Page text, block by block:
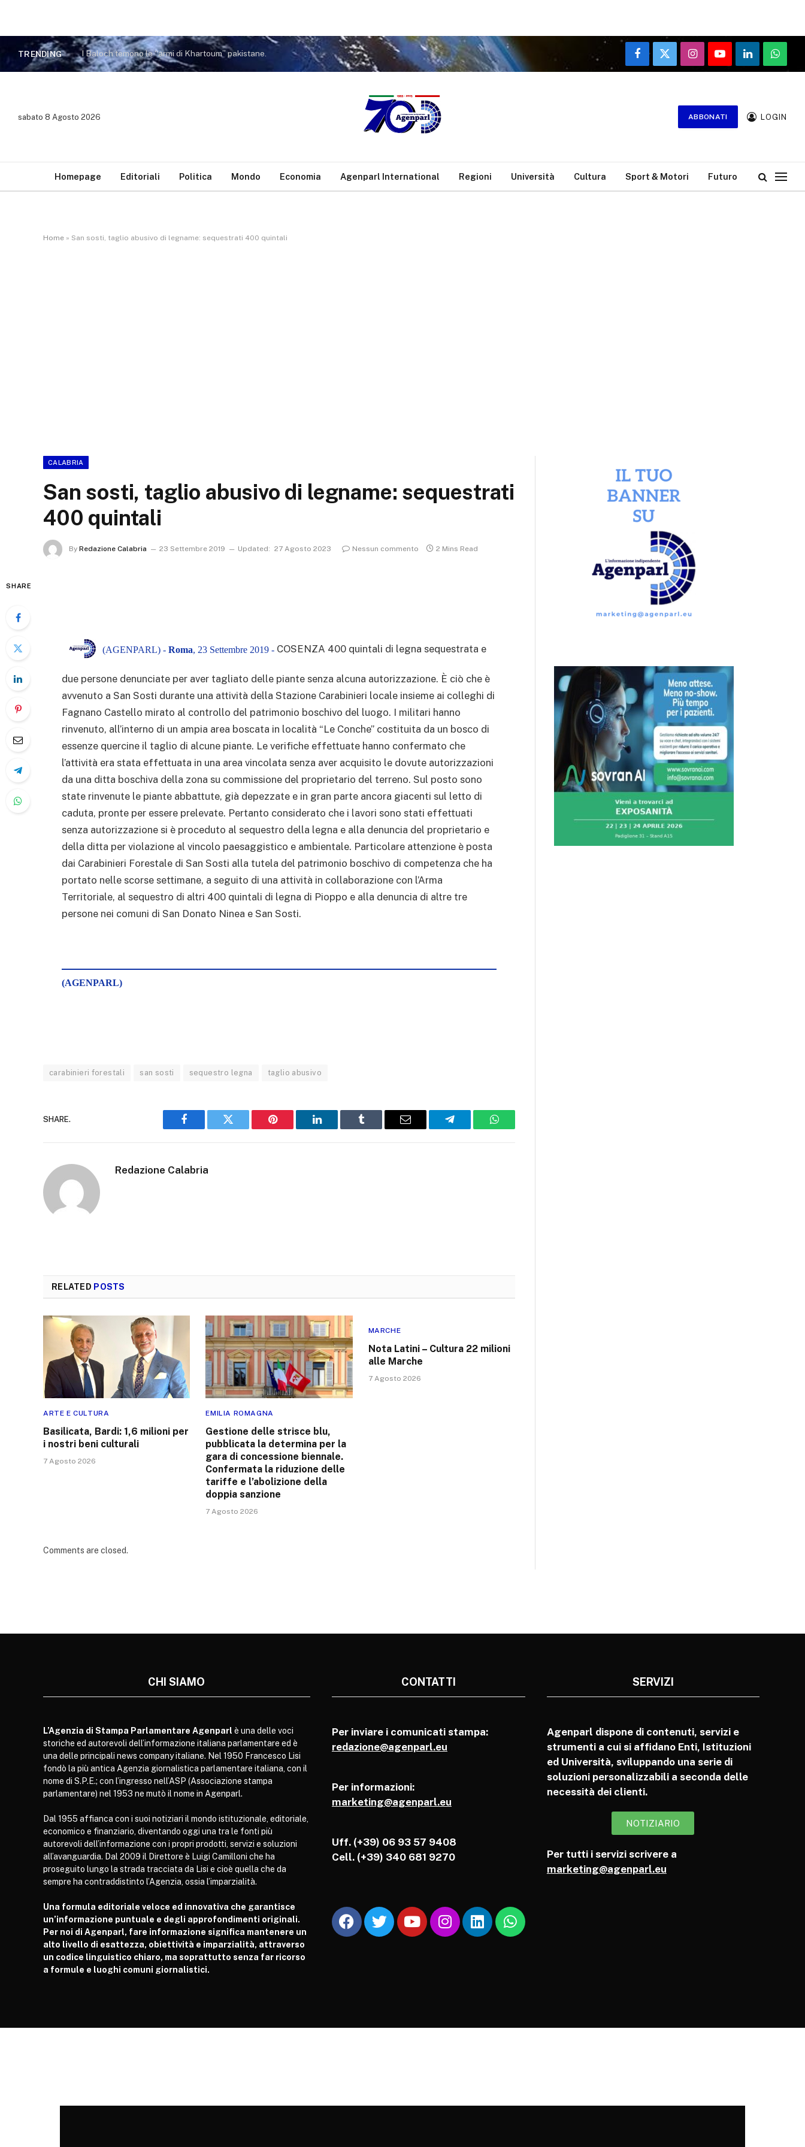
TRENDING I Baloch temono le “armi di Khartoum” pakistane.
Facebook
X
(Twitter)
InstagramYouTubeLinkedIn
sabato 8 Agosto 2026 ABBONATI LOGIN
Homepage Editoriali Politica Mondo Economia Agenparl International Regioni Università Cultura Sport & Motori Futuro
Home » San sosti, taglio abusivo di legname: sequestrati 400 quintali
CALABRIA
San sosti, taglio abusivo di legname: sequestrati
400 quintali
By Redazione Calabria 23 Settembre 2019 Updated: 27 Agosto 2023 Nessun commento 2 Mins Read
SHARE
(AGENPARL) - Roma, 23 Settembre 2019 - COSENZA 400 quintali di legna sequestrata e
due persone denunciate per aver tagliato delle piante senza alcuna autorizzazione. È ciò che è
avvenuto a San Sosti durante una attività della Stazione Carabinieri locale insieme ai colleghi di
Fagnano Castello mirato al controllo del patrimonio boschivo del luogo. I militari hanno
rinvenuto, all’interno di un ampia area boscata in località “Le Conche” costituita da un bosco di
essenze quercine il taglio di alcune piante. Le verifiche effettuate hanno confermato che
l’attività era stata effettuata in una area vincolata senza aver acquisito le dovute autorizzazioni
da una ditta boschiva della zona su commissione del proprietario del terreno. Sul posto sono
state rinvenute le piante abbattute, già depezzate e in gran parte ancora giacenti sul letto di
caduta, pronte per essere prelevate. Pertanto considerato che i lavori sono stati effettuati
senza autorizzazione si è proceduto al sequestro della legna e alla denuncia del proprietario e
della ditta per violazione al vincolo paesaggistico e ambientale. Particolare attenzione è posta
dai Carabinieri Forestale di San Sosti alla tutela del patrimonio boschivo di competenza che ha
portato nelle scorse settimane, a seguito di una attività in collaborazione con l’Arma
Territoriale, al sequestro di altri 400 quintali di legna di Pioppo e alla denuncia di altre tre
persone nei comuni di San Donato Ninea e San Sosti.
(AGENPARL)
carabinieri forestali san sosti sequestro legna taglio abusivo
SHARE.
Facebook Twitter Pinterest LinkedIn Tumblr Email Telegram WhatsApp
Redazione Calabria
RELATED POSTS
ARTE E CULTURA
Basilicata, Bardi: 1,6 milioni per
i nostri beni culturali
7 Agosto 2026
EMILIA ROMAGNA
Gestione delle strisce blu,
pubblicata la determina per la
gara di concessione biennale.
Confermata la riduzione delle
tariffe e l’abolizione della
doppia sanzione
7 Agosto 2026
MARCHE
Nota Latini – Cultura 22 milioni
alle Marche
7 Agosto 2026
Comments are closed.
CHI SIAMO
L’Agenzia di Stampa Parlamentare Agenparl è una delle voci
storiche ed autorevoli dell’informazione italiana parlamentare ed è
una delle principali news company italiane. Nel 1950 Francesco Lisi
fondò la più antica Agenzia giornalistica parlamentare italiana, con il
nome di S.P.E.; con l’ingresso nell’ASP (Associazione stampa
parlamentare) nel 1953 ne mutò il nome in Agenparl.
Dal 1955 affianca con i suoi notiziari il mondo istituzionale, editoriale,
economico e finanziario, diventando oggi una tra le fonti più
autorevoli dell’informazione con i propri prodotti, servizi e soluzioni
all’avanguardia. Dal 2009 il Direttore è Luigi Camilloni che ha
proseguito lungo la strada tracciata da Lisi e cioè quella che da
sempre ha contraddistinto l’Agenzia, ossia l’imparzialità.
Una formula editoriale veloce ed innovativa che garantisce
un’informazione puntuale e degli approfondimenti originali.
Per noi di Agenparl, fare informazione significa mantenere un
alto livello di esattezza, obiettività e imparzialità, attraverso
un codice linguistico chiaro, ma soprattutto senza far ricorso
a formule e luoghi comuni giornalistici.
CONTATTI
Per inviare i comunicati stampa:
redazione@agenparl.eu
Per informazioni:
marketing@agenparl.eu
Uff. (+39) 06 93 57 9408
Cell. (+39) 340 681 9270
SERVIZI
Agenparl dispone di contenuti, servizi e
strumenti a cui si affidano Enti, Istituzioni
ed Università, sviluppando una serie di
soluzioni personalizzabili a seconda delle
necessità dei clienti.
NOTIZIARIO
Per tutti i servizi scrivere a
marketing@agenparl.eu